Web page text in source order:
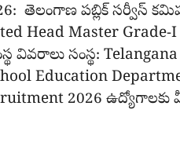
తెలంగాణ పబ్లిక్ సర్వీస్
Head Master Grade-I
వివరాలు సంస్థ:
Education
2026